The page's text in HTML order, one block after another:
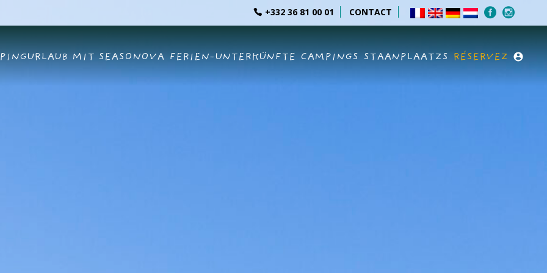
+332 36 81 00 01 CONTACT
MIT SEASONOVA FERIEN-UNTERKÜNFTE CAMPINGS STAANPLAATZS RÉSERVEZ